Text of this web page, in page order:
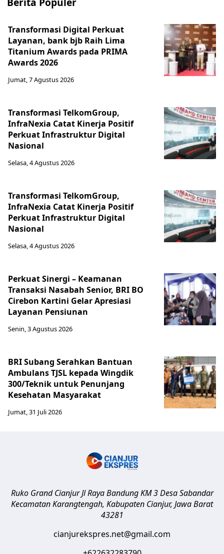
Transformasi Digital Perkuat
Layanan, bank bjb Raih Lima
Titanium Awards pada PRIMA
Awards 2026
Jumat, 7 Agustus 2026
Transformasi TelkomGroup,
InfraNexia Catat Kinerja Positif
Perkuat Infrastruktur Digital
Nasional
Selasa, 4 Agustus 2026
Transformasi TelkomGroup,
InfraNexia Catat Kinerja Positif
Perkuat Infrastruktur Digital
Nasional
Selasa, 4 Agustus 2026
Perkuat Sinergi – Keamanan
Transaksi Nasabah Senior, BRI BO
Cirebon Kartini Gelar Apresiasi
Layanan Pensiunan
Senin, 3 Agustus 2026
BRI Subang Serahkan Bantuan
Ambulans TJSL kepada Wingdik
300/Teknik untuk Penunjang
Kesehatan Masyarakat ​
Jumat, 31 Juli 2026
Ruko Grand Cianjur Jl Raya Bandung KM 3 Desa Sabandar
Kecamatan Karangtengah, Kabupaten Cianjur, Jawa Barat
43281
cianjurekspres.net@gmail.com